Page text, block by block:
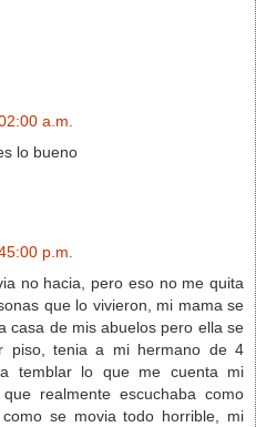
a.m.
lo bueno
p.m.
no hacia, pero eso no me quita
que lo vivieron, mi mama se
casa de mis abuelos pero ella se
piso, tenia a mi hermano de 4
temblar lo que me cuenta mi
realmente escuchaba como
se movia todo horrible, mi